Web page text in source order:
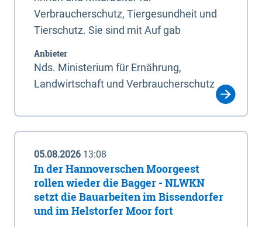
Verbraucherschutz, Tiergesundheit und
Tierschutz. Sie sind mit Auf gab
Anbieter
Nds. Ministerium für Ernährung,
Landwirtschaft und Verbraucherschutz
05.08.2026 13:08
In der Hannoverschen Moorgeest
rollen wieder die Bagger - NLWKN
setzt die Bauarbeiten im Bissendorfer
und im Helstorfer Moor fort